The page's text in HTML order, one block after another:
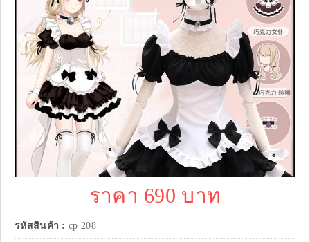
ราคา 690 บาท
รหัสสินค้า : cp 208